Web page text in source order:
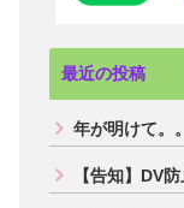
最近の投稿
年が明けて。
【告知】DV